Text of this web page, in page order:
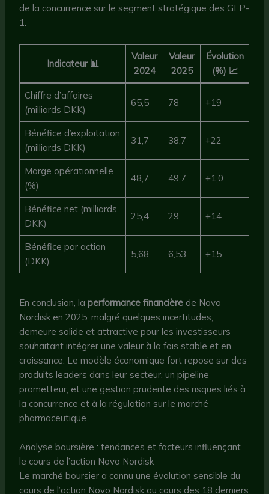
de la concurrence sur le segment stratégique des GLP-
1.
Indicateur 📊
Valeur
2024
Valeur
2025
Évolution
(%) 📈
Chiffre d’affaires
(milliards DKK)
65,5 78 +19
Bénéfice d’exploitation
(milliards DKK)
31,7 38,7 +22
Marge opérationnelle
(%)
48,7 49,7 +1,0
Bénéfice net (milliards
DKK)
25,4 29 +14
Bénéfice par action
(DKK)
5,68 6,53 +15
En conclusion, laperformance financière de Novo
Nordisk en 2025, malgré quelques incertitudes,
demeure solide et attractive pour les investisseurs
souhaitant intégrer une valeur à la fois stable et en
croissance. Le modèle économique fort repose sur des
produits leaders dans leur secteur, un pipeline
prometteur, et une gestion prudente des risques liés à
la concurrence et à la régulation sur le marché
pharmaceutique.
Analyse boursière : tendances et facteurs influençant
le cours de l’action Novo Nordisk
Le marché boursier a connu une évolution sensible du
cours de l’action Novo Nordisk au cours des 18 derniers